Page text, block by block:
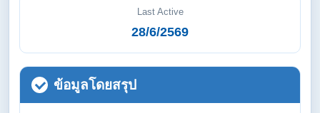
Last Active
28/6/2569
ข้อมูลโดยสรุป